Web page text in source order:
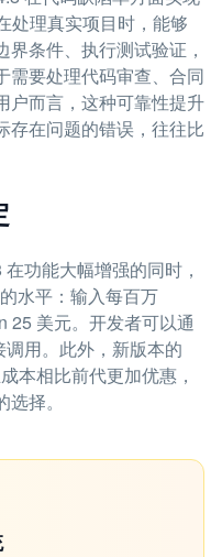
处理真实项目时，能够
条件、执行测试验证，
需要处理代码审查、合同
户而言，这种可靠性提升
在问题的错误，往往比
功能大幅增强的同时，
水平：输入每百万
25 美元。开发者可以通
用。此外，新版本的
本相比前代更加优惠，
择。